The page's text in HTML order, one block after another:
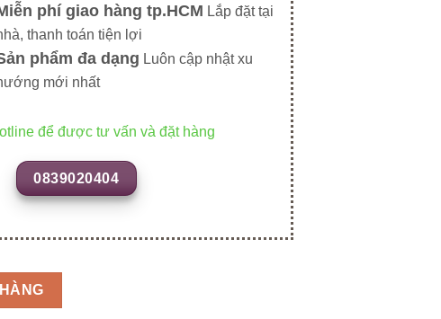
phí giao hàng tp.HCM Lắp đặt tại
thanh toán tiện lợi
phẩm đa dạng Luôn cập nhật xu
mới nhất
để được tư vấn và đặt hàng
0839020404